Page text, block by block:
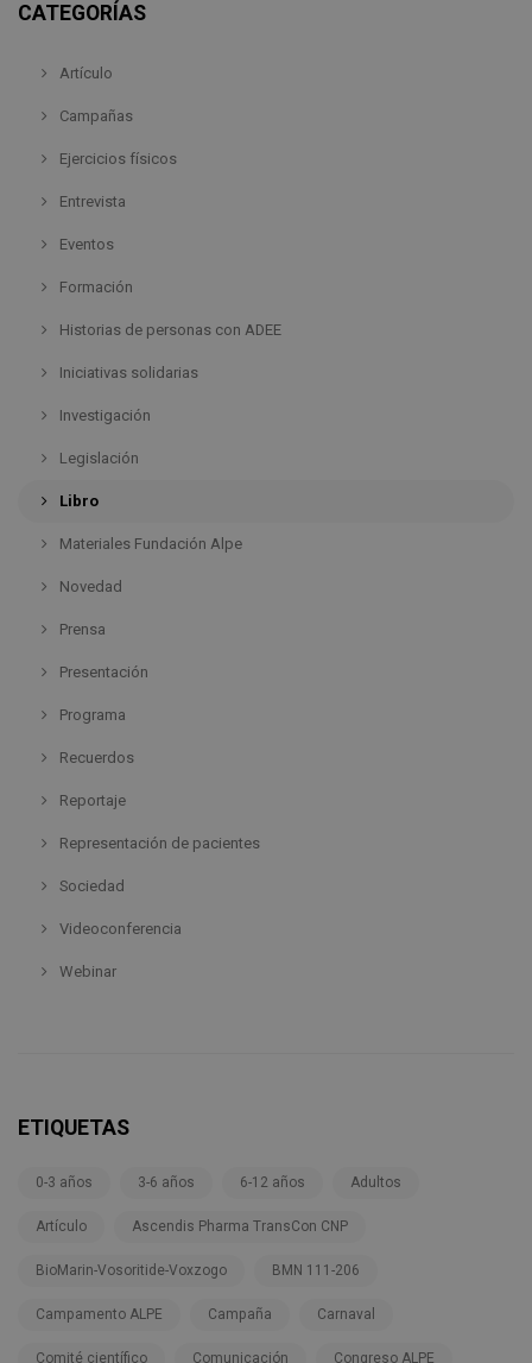
CATEGORÍAS
Artículo
Campañas
Ejercicios físicos
Entrevista
Eventos
Formación
Historias de personas con ADEE
Iniciativas solidarias
Investigación
Legislación
Libro
Materiales Fundación Alpe
Novedad
Prensa
Presentación
Programa
Recuerdos
Reportaje
Representación de pacientes
Sociedad
Videoconferencia
Webinar
ETIQUETAS
0-3 años 3-6 años 6-12 años Adultos
Artículo Ascendis Pharma TransCon CNP
BioMarin-Vosoritide-Voxzogo BMN 111-206
Campamento ALPE Campaña Carnaval
Comité científico Comunicación Congreso ALPE